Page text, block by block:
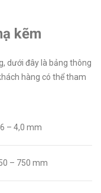
kẽm
dưới đây là bảng thông
hàng có thể tham
– 4,0 mm
– 750 mm